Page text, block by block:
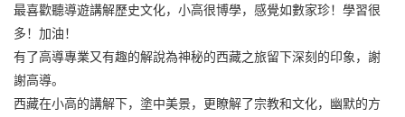
最喜歡聽導遊講解歷史文化，小高很博學，感覺如數家珍！學習很
多！加油！
有了高導專業又有趣的解說為神秘的西藏之旅留下深刻的印象，謝
謝高導。
西藏在小高的講解下，塗中美景，更瞭解了宗教和文化，幽默的方